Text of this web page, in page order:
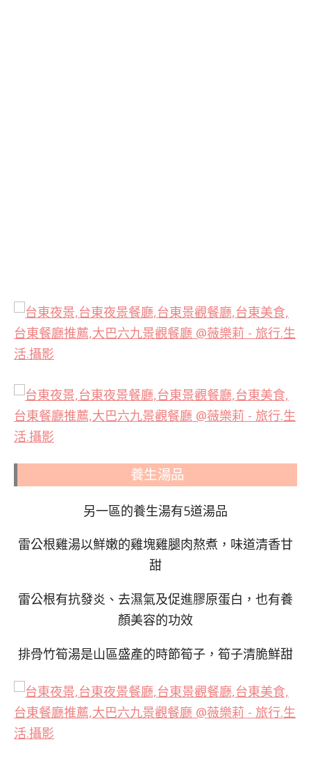
養生湯品
另一區的養生湯有5道湯品
雷公根雞湯以鮮嫩的雞塊雞腿肉熬煮，味道清香甘
甜
雷公根有抗發炎、去濕氣及促進膠原蛋白，也有養
顏美容的功效
排骨竹筍湯是山區盛產的時節筍子，筍子清脆鮮甜